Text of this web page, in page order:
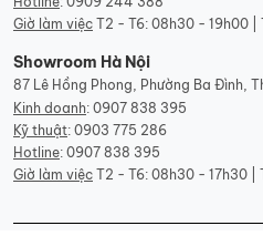
Giờ làm việc T2 - T6: 08h30 - 19h00 |
Showroom Hà Nội
87 Lê Hồng Phong, Phường Ba Đình,
Kinh doanh: 0907 838 395
Kỹ thuật: 0903 775 286
Hotline: 0907 838 395
Giờ làm việc T2 - T6: 08h30 - 17h30 |